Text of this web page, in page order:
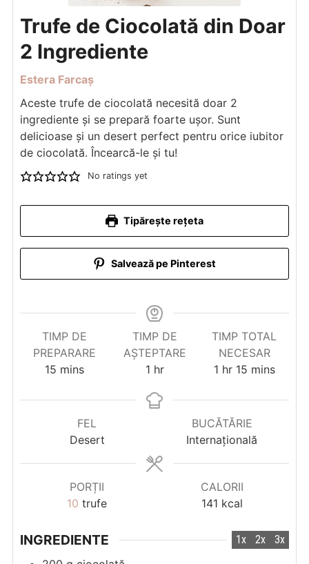
Trufe de Ciocolată din Doar
2 Ingrediente
Estera Farcaș
Aceste trufe de ciocolată necesită doar 2
ingrediente și se prepară foarte ușor. Sunt
delicioase și un desert perfect pentru orice iubitor
de ciocolată. Încearcă-le și tu!
No ratings yet
Tipărește rețeta
Salvează pe Pinterest
TIMP DE
PREPARARE
15 minutes
mins
TIMP DE
AȘTEPTARE
1hour
hr
TIMP TOTAL
NECESAR
1hour
hr 15minutes
mins
FEL
Desert
BUCĂTĂRIE
Internațională
PORȚII
10 trufe
CALORII
141 kcal
INGREDIENTE 1x 2x 3x